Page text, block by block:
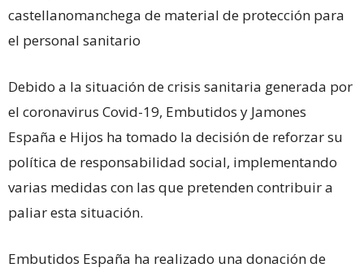
castellanomanchega de material de protección para
el personal sanitario
Debido a la situación de crisis sanitaria generada por
el coronavirus Covid-19, Embutidos y Jamones
España e Hijos ha tomado la decisión de reforzar su
política de responsabilidad social, implementando
varias medidas con las que pretenden contribuir a
paliar esta situación.
Embutidos España ha realizado una donación de